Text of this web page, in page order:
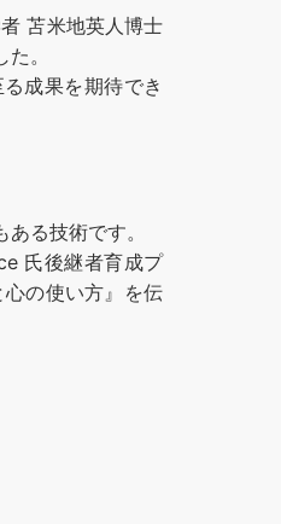
苫米地英人博士
。
成果を期待でき
る技術です。
氏後継者育成プ
の使い方』を伝